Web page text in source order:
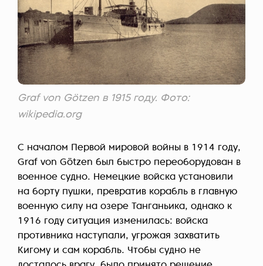
Graf von Götzen в 1915 году. Фото:
wikipedia.org
С началом Первой мировой войны в 1914 году,
Graf von Götzen был быстро переоборудован в
военное судно. Немецкие войска установили
на борту пушки, превратив корабль в главную
военную силу на озере Танганьика, однако к
1916 году ситуация изменилась: войска
противника наступали, угрожая захватить
Кигому и сам корабль. Чтобы судно не